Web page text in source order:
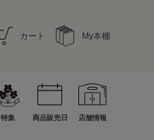
カート My本棚
特集 商品販売日 店舗情報